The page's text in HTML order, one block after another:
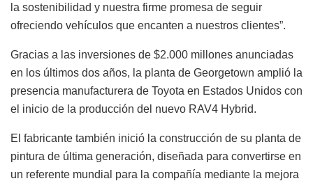
la sostenibilidad y nuestra firme promesa de seguir
ofreciendo vehículos que encanten a nuestros clientes”.
Gracias a las inversiones de $2.000 millones anunciadas
en los últimos dos años, la planta de Georgetown amplió la
presencia manufacturera de Toyota en Estados Unidos con
el inicio de la producción del nuevo RAV4 Hybrid.
El fabricante también inició la construcción de su planta de
pintura de última generación, diseñada para convertirse en
un referente mundial para la compañía mediante la mejora